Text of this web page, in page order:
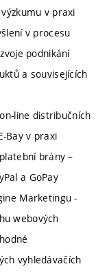
v praxi
v procesu
podnikání
a souvisejících
line distribučních
Bay v praxi
brány –
a GoPay
Marketingu -
webových
vyhledávačích